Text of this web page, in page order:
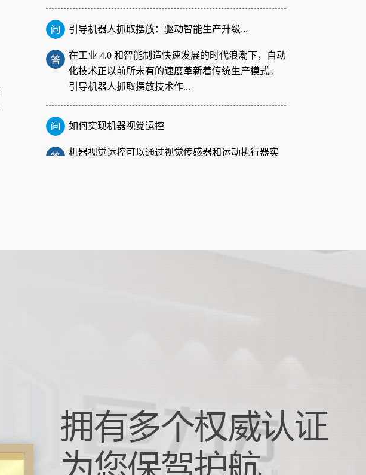
引导机器人抓取摆放：驱动智能生产升级...
在工业 4.0 和智能制造快速发展的时代浪潮下，自动
化技术正以前所未有的速度革新着传统生产模式。
引导机器人抓取摆放技术作...
如何实现机器视觉运控
机器视觉运控可以通过视觉传感器和运动执行器实
现。视觉传感器如相机可以捕捉物体的图像特征，
在工业 4.0 和智能制造快速发展的时代浪潮下，自动
化技术正以前所未有的速度革新着传统生产模式。
引导机器人抓取摆放技术作...